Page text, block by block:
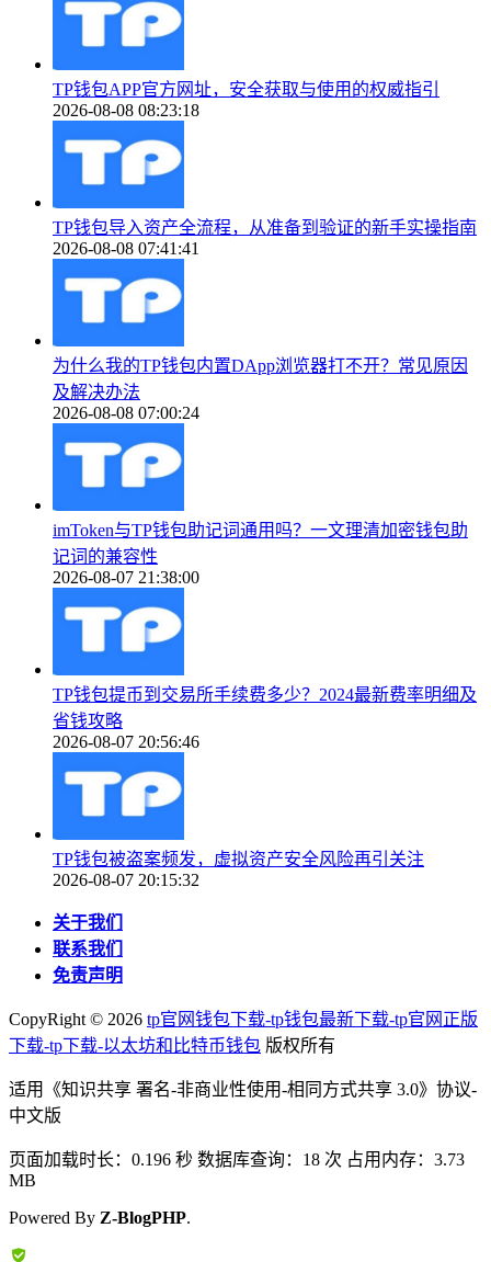
TP钱包APP官方网址，安全获取与使用的权威指引
2026-08-08 08:23:18
TP钱包导入资产全流程，从准备到验证的新手实操指南
2026-08-08 07:41:41
为什么我的TP钱包内置DApp浏览器打不开？常见原因
及解决办法
2026-08-08 07:00:24
imToken与TP钱包助记词通用吗？一文理清加密钱包助
记词的兼容性
2026-08-07 21:38:00
TP钱包提币到交易所手续费多少？2024最新费率明细及
省钱攻略
2026-08-07 20:56:46
TP钱包被盗案频发，虚拟资产安全风险再引关注
2026-08-07 20:15:32
关于我们
联系我们
免责声明
CopyRight © 2026 tp官网钱包下载-tp钱包最新下载-tp官网正版
下载-tp下载-以太坊和比特币钱包 版权所有
适用《知识共享 署名-非商业性使用-相同方式共享 3.0》协议-
中文版
页面加载时长：0.196 秒 数据库查询：18 次 占用内存：3.73
MB
Powered By Z-BlogPHP.